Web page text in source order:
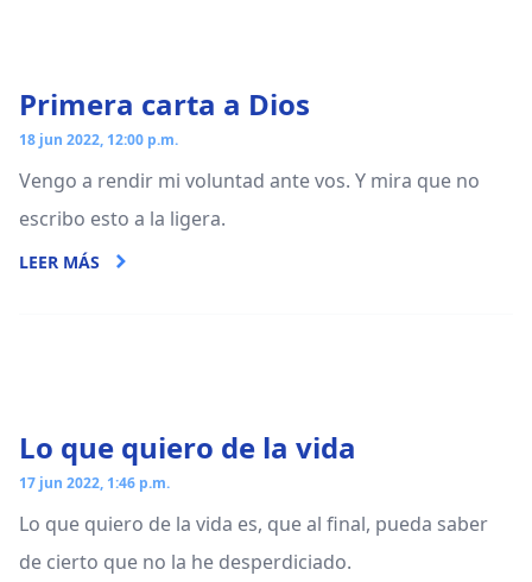
Primera carta a Dios
18 jun 2022, 12:00 p.m.
Vengo a rendir mi voluntad ante vos. Y mira que no
escribo esto a la ligera.
LEER MÁS
Lo que quiero de la vida
17 jun 2022, 1:46 p.m.
Lo que quiero de la vida es, que al final, pueda saber
de cierto que no la he desperdiciado.